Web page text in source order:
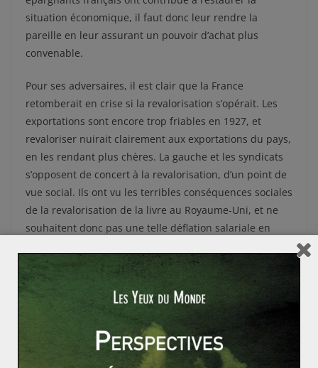
situation économique, il faut donc leur rendre la
pareille en leur assurant un pouvoir d’achat plus
convenable.
Pour ses adversaires, il est clair que la France
retomberait en crise si la revalorisation s’opérait. Les
exportations sont encore trop friables en 1927, et
revaloriser nuirait clairement aux exportations du pays,
en les rendant plus chères. La gauche et les syndicats
s’opposent de concert à la revalorisation, d’un point de
vue social. Ils ont vu les terribles conséquences sociales
de la revalorisation de la livre au Royaume-Uni, et ne
souhaitent donc pas une telle déflation salariale en
réforme.
Finalement, Raymond Poincaré, Président du Conseil et
Ministre des Finances depuis 1926, initialement en
faveur de la revalorisation, a cédé aux arguments des
partisans de la stabilisation. Il aurait été politiquement